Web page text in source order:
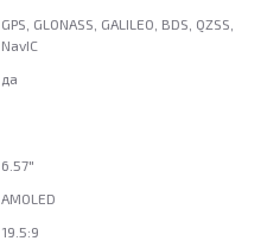
GPS, GLONASS, GALILEO, BDS, QZSS,
NavIC
да
6.57"
AMOLED
19.5:9